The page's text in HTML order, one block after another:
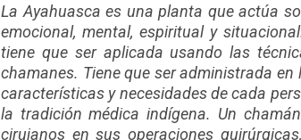
La Ayahuasca es una planta que actúa
emocional, mental, espiritual y
tiene que ser aplicada usando las
chamanes. Tiene que ser administrada
características y necesidades de cada
la tradición médica indígena. Un
cirujanos en sus operaciones